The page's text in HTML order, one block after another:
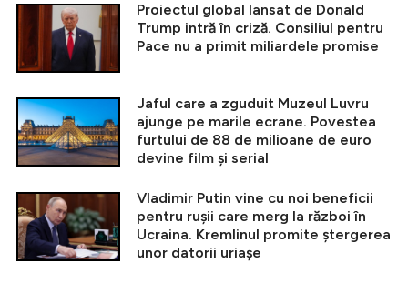
Proiectul global lansat de Donald
Trump intră în criză. Consiliul pentru
Pace nu a primit miliardele promise
Jaful care a zguduit Muzeul Luvru
ajunge pe marile ecrane. Povestea
furtului de 88 de milioane de euro
devine film și serial
Vladimir Putin vine cu noi beneficii
pentru rușii care merg la război în
Ucraina. Kremlinul promite ștergerea
unor datorii uriașe